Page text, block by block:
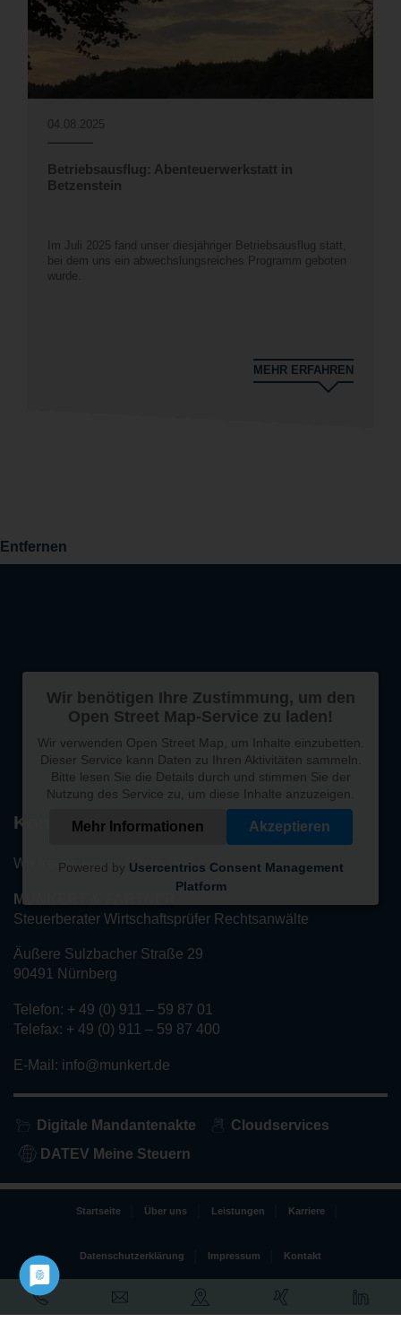
04.08.2025
Betriebsausflug: Abenteuerwerkstatt in
Betzenstein
Im Juli 2025 fand unser diesjähriger Betriebsausflug statt,
bei dem uns ein abwechslungsreiches Programm geboten
wurde.
MEHR ERFAHREN
Entfernen
Wir benötigen Ihre Zustimmung, um den
Open Street Map-Service zu laden!
Wir verwenden Open Street Map, um Inhalte einzubetten.
Dieser Service kann Daten zu Ihren Aktivitäten sammeln.
Bitte lesen Sie die Details durch und stimmen Sie der
Nutzung des Service zu, um diese Inhalte anzuzeigen.
Mehr Informationen Akzeptieren
Powered by Usercentrics Consent Management
Platform
Kontakt
Wir freuen uns auf Ihren Besuch!
MUNKERT & PARTNER
Steuerberater Wirtschaftsprüfer Rechtsanwälte
Äußere Sulzbacher Straße 29
90491 Nürnberg
Telefon: + 49 (0) 911 – 59 87 01
Telefax: + 49 (0) 911 – 59 87 400
E-Mail: info@munkert.de
Digitale Mandantenakte
Cloudservices
DATEV Meine Steuern
Startseite Über uns Leistungen Karriere
Datenschutzerklärung Impressum Kontakt